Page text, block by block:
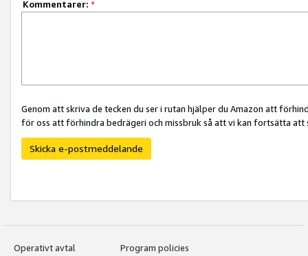
Kommentarer: *
Genom att skriva de tecken du ser i rutan hjälper du Amazon att
för oss att förhindra bedrägeri och missbruk så att vi kan fortsätta
Skicka e-postmeddelande
Operativt avtal
Program policies